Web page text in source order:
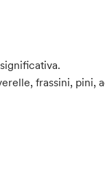
frassini, pini,